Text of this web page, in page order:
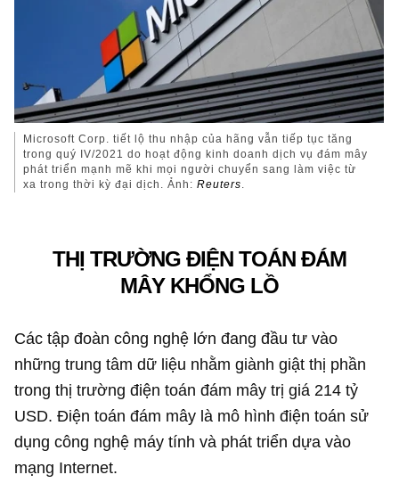
Microsoft Corp. tiết lộ thu nhập của hãng vẫn tiếp tục tăng
trong quý IV/2021 do hoạt động kinh doanh dịch vụ đám mây
phát triển mạnh mẽ khi mọi người chuyển sang làm việc từ
xa trong thời kỳ đại dịch. Ảnh:Reuters.
THỊ TRƯỜNG ĐIỆN TOÁN ĐÁM
MÂY KHỔNG LỒ
Các tập đoàn công nghệ lớn đang đầu tư vào
những trung tâm dữ liệu nhằm giành giật thị phần
trong thị trường điện toán đám mây trị giá 214 tỷ
USD. Điện toán đám mây là mô hình điện toán sử
dụng công nghệ máy tính và phát triển dựa vào
mạng Internet.